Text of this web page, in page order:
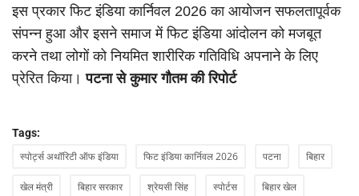
इस प्रकार फिट इंडिया कार्निवल 2026 का आयोजन सफलतापूर्वक
संपन्न हुआ और इसने समाज में फिट इंडिया आंदोलन को मजबूत
करने तथा लोगों को नियमित शारीरिक गतिविधि अपनाने के लिए
प्रेरित किया।पटना से कुमार गौतम की रिपोर्ट
Tags:
स्पोर्ट्स अथॉरिटी ऑफ इंडिया फिट इंडिया कार्निवल 2026 पटना बिहार
खेल मंत्री बिहार सरकार श्रेयसी सिंह स्पोर्टस बिहार खेल